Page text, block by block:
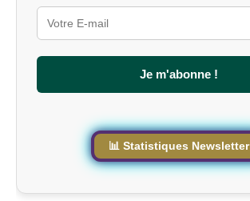
u
r
l
e
Je m'abonne !
📊 Statistiques Newsletter